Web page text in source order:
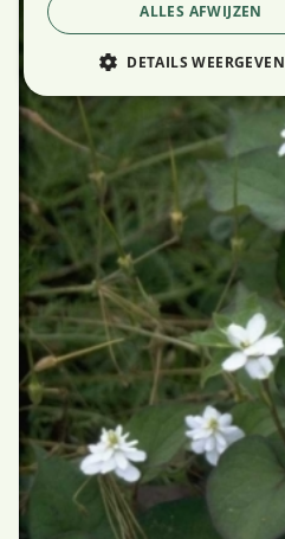
ALLES AFWIJZEN
DETAILS WEERGEVEN